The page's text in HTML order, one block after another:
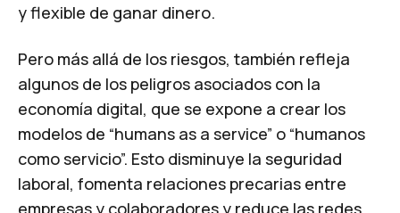
y flexible de ganar dinero.
Pero más allá de los riesgos, también refleja
algunos de los peligros asociados con la
economía digital, que se expone a crear los
modelos de “humans as a service” o “humanos
como servicio”. Esto disminuye la seguridad
laboral, fomenta relaciones precarias entre
empresas y colaboradores y reduce las redes